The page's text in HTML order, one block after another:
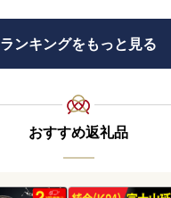
ランキングをもっと見る
おすすめ返礼品